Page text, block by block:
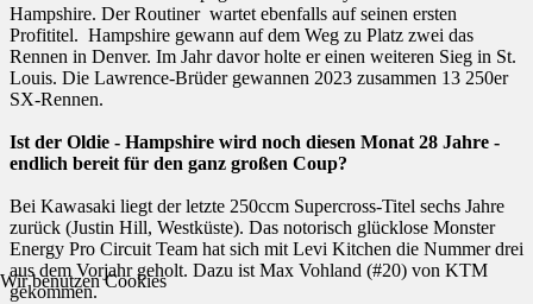
Hampshire. Der Routiner wartet ebenfalls auf seinen ersten
Profititel. Hampshire gewann auf dem Weg zu Platz zwei das
Rennen in Denver. Im Jahr davor holte er einen weiteren Sieg in St.
Louis. Die Lawrence-Brüder gewannen 2023 zusammen 13 250er
SX-Rennen.
Ist der Oldie - Hampshire wird noch diesen Monat 28 Jahre -
endlich bereit für den ganz großen Coup?
Bei Kawasaki liegt der letzte 250ccm Supercross-Titel sechs Jahre
zurück (Justin Hill, Westküste). Das notorisch glücklose Monster
Energy Pro Circuit Team hat sich mit Levi Kitchen die Nummer drei
aus dem Vorjahr geholt. Dazu ist Max Vohland (#20) von KTM
gekommen.
Wir benutzen Cookies